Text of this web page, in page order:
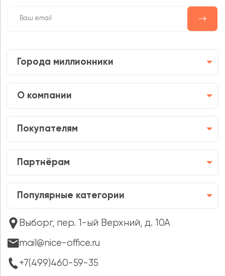
Города миллионники
О компании
Покупателям
Партнёрам
Популярные категории
Выборг, пер. 1-ый Верхний, д. 10А
mail@nice-office.ru
+7(499)460-59-35